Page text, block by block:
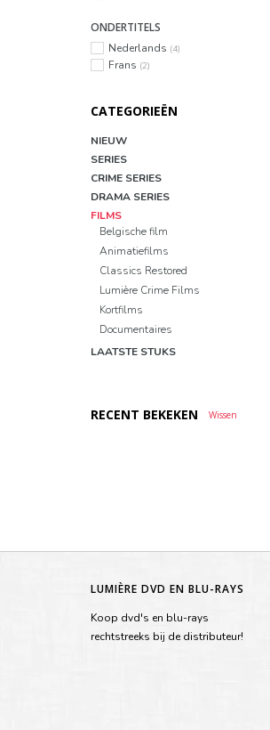
ONDERTITELS
Nederlands (4)
Frans (2)
CATEGORIEËN
NIEUW
SERIES
CRIME SERIES
DRAMA SERIES
FILMS
Belgische film
Animatiefilms
Classics Restored
Lumière Crime Films
Kortfilms
Documentaires
LAATSTE STUKS
RECENT BEKEKEN Wissen
LUMIÈRE DVD EN BLU-RAYS
Koop dvd's en blu-rays
rechtstreeks bij de distributeur!